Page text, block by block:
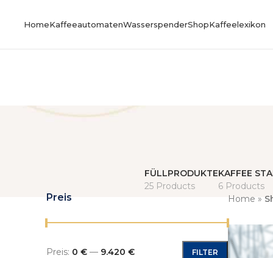
HomeKaffeeautomatenWasserspenderShopKaffeelexikon
FÜLLPRODUKTE
25 Products
KAFFEE
6 Products
Preis
FILTER
Preis: 0 € — 9.420 €
Home »